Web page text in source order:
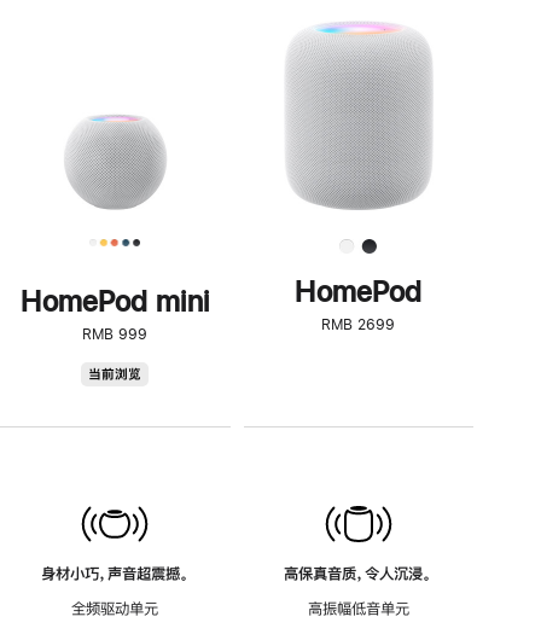
HomePod mini
RMB 999
当前浏览
身材小巧，声音超震撼。
全频驱动单元
步
了
解
HomePod<
HomePod
RMB 2699
高保真音质，令人沉浸。
高振幅低音单元